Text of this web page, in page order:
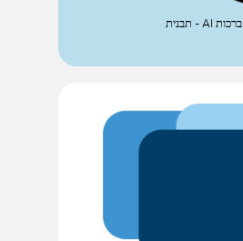
ברכות AI - תבנית